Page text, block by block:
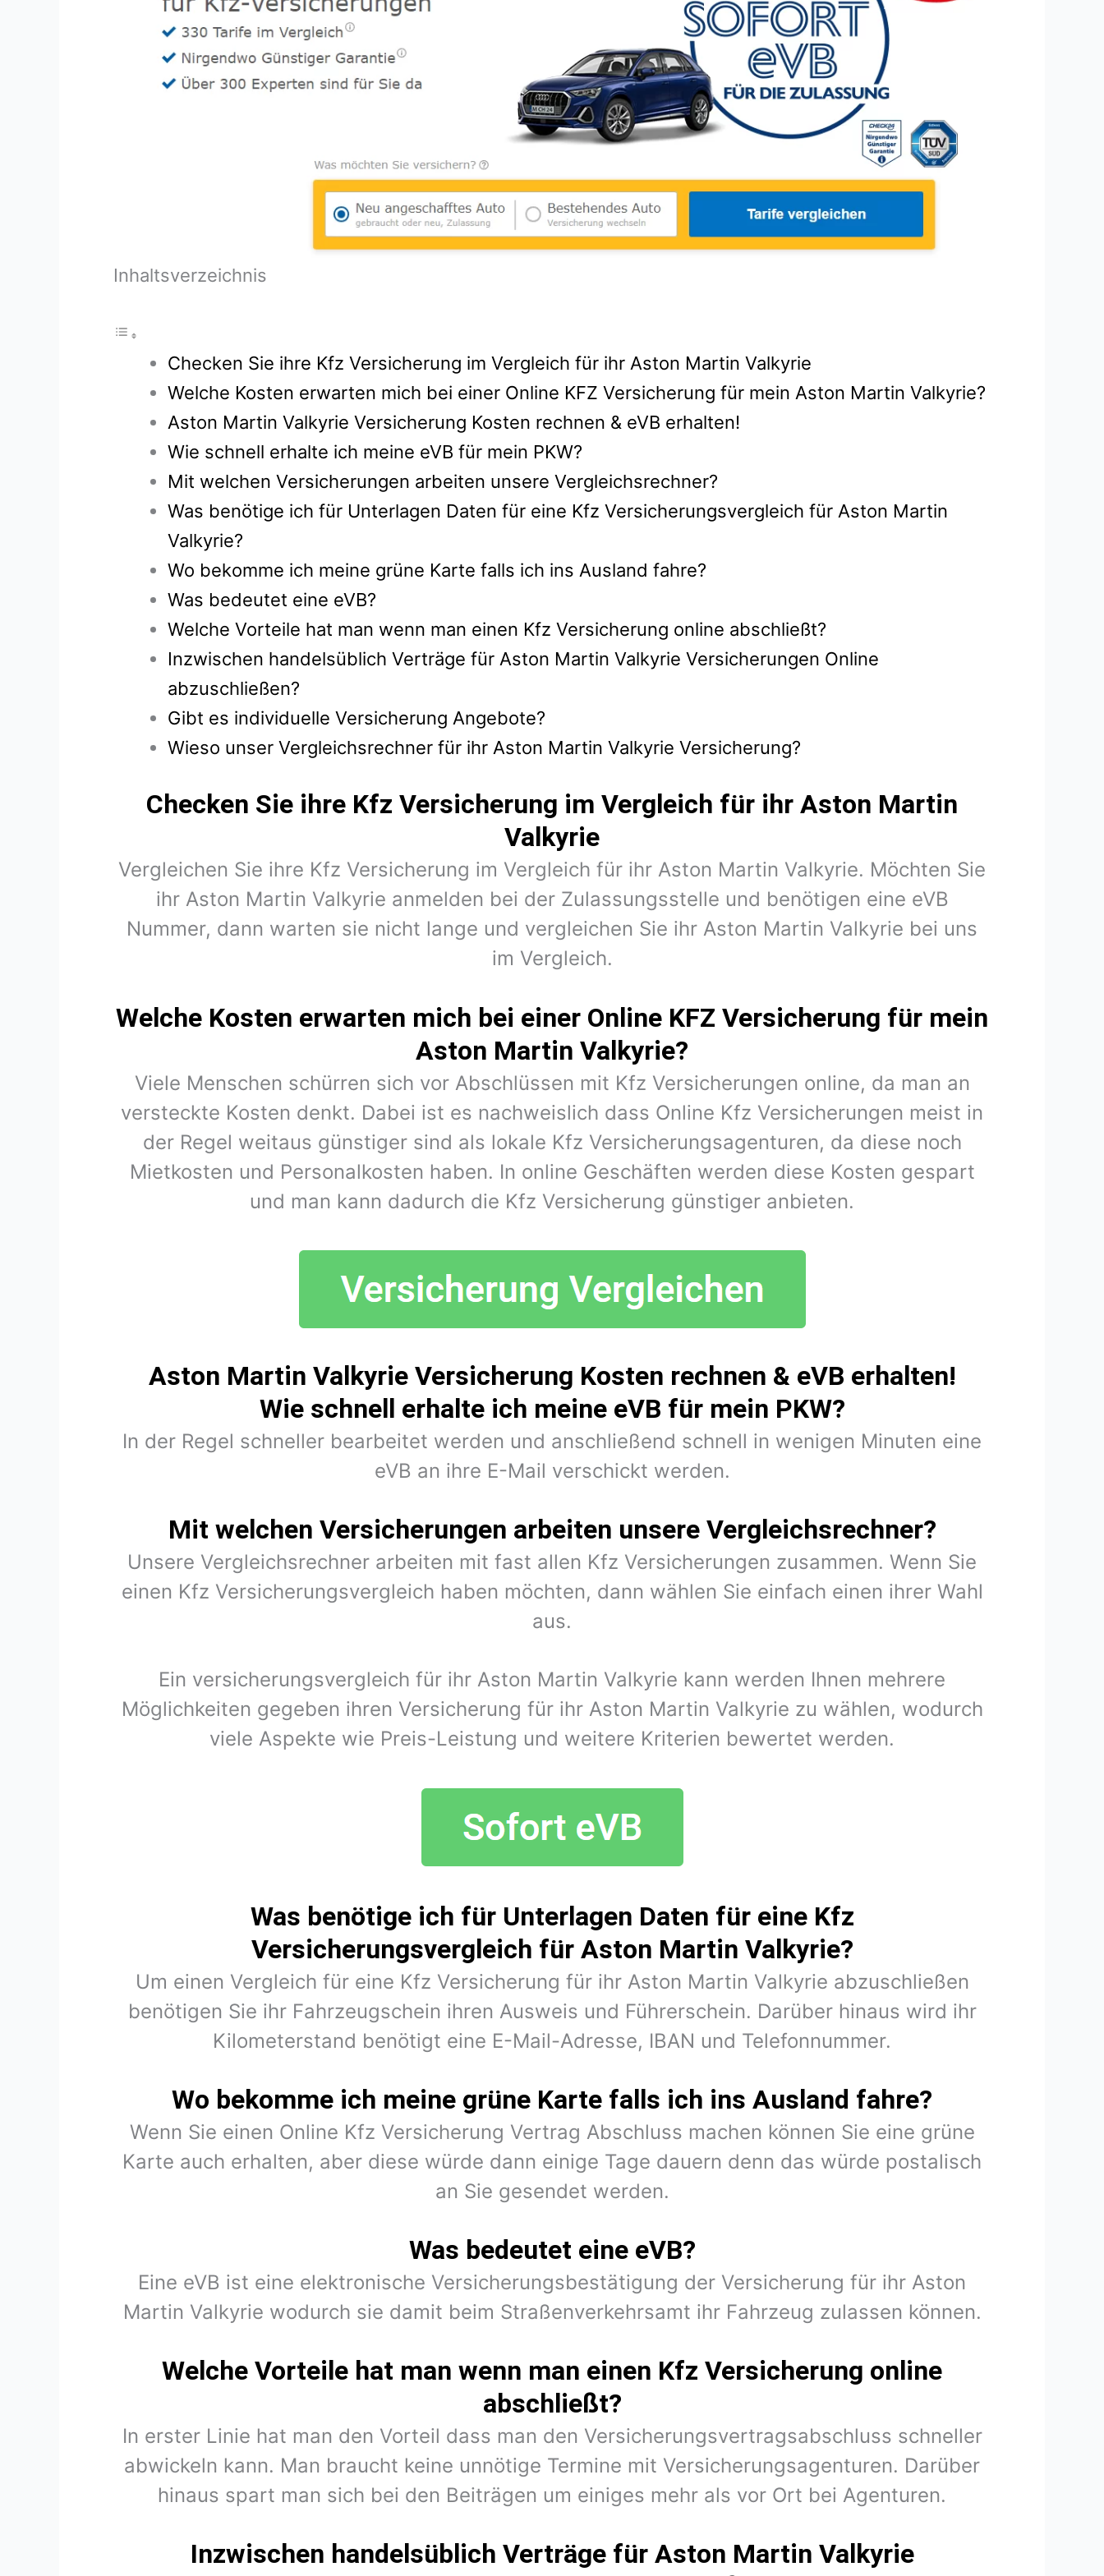
Inhaltsverzeichnis
Checken Sie ihre Kfz Versicherung im Vergleich für ihr Aston Martin Valkyrie
Welche Kosten erwarten mich bei einer Online KFZ Versicherung für mein Aston Martin Valkyrie?
Aston Martin Valkyrie Versicherung Kosten rechnen & eVB erhalten!
Wie schnell erhalte ich meine eVB für mein PKW?
Mit welchen Versicherungen arbeiten unsere Vergleichsrechner?
Was benötige ich für Unterlagen Daten für eine Kfz Versicherungsvergleich für Aston Martin
Valkyrie?
Wo bekomme ich meine grüne Karte falls ich ins Ausland fahre?
Was bedeutet eine eVB?
Welche Vorteile hat man wenn man einen Kfz Versicherung online abschließt?
Inzwischen handelsüblich Verträge für Aston Martin Valkyrie Versicherungen Online
abzuschließen?
Gibt es individuelle Versicherung Angebote?
Wieso unser Vergleichsrechner für ihr Aston Martin Valkyrie Versicherung?
Checken Sie ihre Kfz Versicherung im Vergleich für ihr Aston Martin
Valkyrie
Vergleichen Sie ihre Kfz Versicherung im Vergleich für ihr Aston Martin Valkyrie. Möchten Sie
ihr Aston Martin Valkyrie anmelden bei der Zulassungsstelle und benötigen eine eVB
Nummer, dann warten sie nicht lange und vergleichen Sie ihr Aston Martin Valkyrie bei uns
im Vergleich.
Welche Kosten erwarten mich bei einer Online KFZ Versicherung für mein
Aston Martin Valkyrie?
Viele Menschen schürren sich vor Abschlüssen mit Kfz Versicherungen online, da man an
versteckte Kosten denkt. Dabei ist es nachweislich dass Online Kfz Versicherungen meist in
der Regel weitaus günstiger sind als lokale Kfz Versicherungsagenturen, da diese noch
Mietkosten und Personalkosten haben. In online Geschäften werden diese Kosten gespart
und man kann dadurch die Kfz Versicherung günstiger anbieten.
Aston Martin Valkyrie Versicherung Kosten rechnen & eVB erhalten!
Wie schnell erhalte ich meine eVB für mein PKW?
In der Regel schneller bearbeitet werden und anschließend schnell in wenigen Minuten eine
eVB an ihre E-Mail verschickt werden.
Mit welchen Versicherungen arbeiten unsere Vergleichsrechner?
Unsere Vergleichsrechner arbeiten mit fast allen Kfz Versicherungen zusammen. Wenn Sie
einen Kfz Versicherungsvergleich haben möchten, dann wählen Sie einfach einen ihrer Wahl
aus.
Ein versicherungsvergleich für ihr Aston Martin Valkyrie kann werden Ihnen mehrere
Möglichkeiten gegeben ihren Versicherung für ihr Aston Martin Valkyrie zu wählen, wodurch
viele Aspekte wie Preis-Leistung und weitere Kriterien bewertet werden.
Was benötige ich für Unterlagen Daten für eine Kfz
Versicherungsvergleich für Aston Martin Valkyrie?
Um einen Vergleich für eine Kfz Versicherung für ihr Aston Martin Valkyrie abzuschließen
benötigen Sie ihr Fahrzeugschein ihren Ausweis und Führerschein. Darüber hinaus wird ihr
Kilometerstand benötigt eine E-Mail-Adresse, IBAN und Telefonnummer.
Wo bekomme ich meine grüne Karte falls ich ins Ausland fahre?
Wenn Sie einen Online Kfz Versicherung Vertrag Abschluss machen können Sie eine grüne
Karte auch erhalten, aber diese würde dann einige Tage dauern denn das würde postalisch
an Sie gesendet werden.
Was bedeutet eine eVB?
Eine eVB ist eine elektronische Versicherungsbestätigung der Versicherung für ihr Aston
Martin Valkyrie wodurch sie damit beim Straßenverkehrsamt ihr Fahrzeug zulassen können.
Welche Vorteile hat man wenn man einen Kfz Versicherung online
abschließt?
In erster Linie hat man den Vorteil dass man den Versicherungsvertragsabschluss schneller
abwickeln kann. Man braucht keine unnötige Termine mit Versicherungsagenturen. Darüber
hinaus spart man sich bei den Beiträgen um einiges mehr als vor Ort bei Agenturen.
Inzwischen handelsüblich Verträge für Aston Martin Valkyrie